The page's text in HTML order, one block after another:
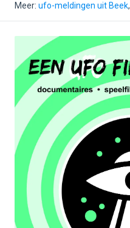
Meer: ufo-meldingen uit Beek,